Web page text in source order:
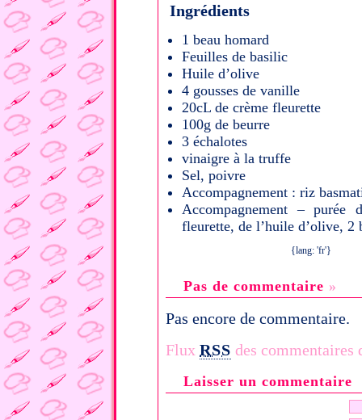
Ingrédients
1 beau homard
Feuilles de basilic
Huile d’olive
4 gousses de vanille
20cL de crème fleurette
100g de beurre
3 échalotes
vinaigre à la truffe
Sel, poivre
Accompagnement : riz
Accompagnement –
fleurette, de l’huile d’olive, 2
{lang: 'fr'}
Pas de commentaire »
Pas encore de commentaire.
Flux RSS des commentaires
Laisser un commentaire